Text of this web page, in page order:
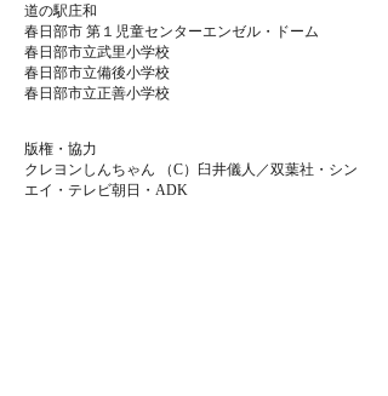
道の駅庄和
春日部市 第１児童センターエンゼル・ドーム
春日部市立武里小学校
春日部市立備後小学校
春日部市立正善小学校
版権・協力
クレヨンしんちゃん （C）臼井儀人／双葉社・シン
エイ・テレビ朝日・ADK